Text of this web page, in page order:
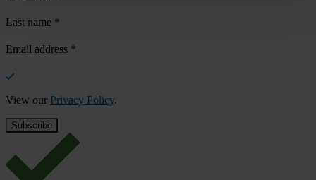
Last name *
Email address *
View our Privacy Policy.